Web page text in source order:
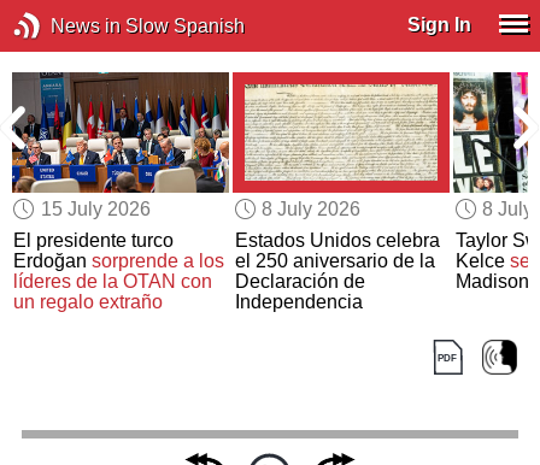
News in Slow Spanish Sign In
15 July 2026
El presidente turco
Erdoğansorprende a los
líderes de la OTAN con
un regalo extraño
8 July 2026
Estados Unidos celebra
el 250 aniversario de la
Declaración de
Independencia
8 July
Taylor
Kelce se
Madison